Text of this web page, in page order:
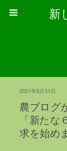
新
2021年8月31日
農ブログ
「新た
求を始め